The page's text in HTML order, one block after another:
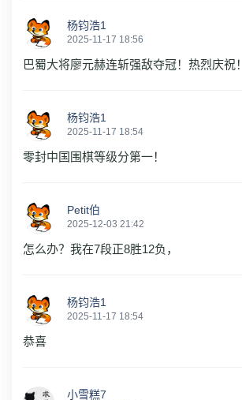
杨钧浩1
2025-11-17 18:56
巴蜀大将廖元赫连斩强敌夺冠！热烈庆祝！
杨钧浩1
2025-11-17 18:54
零封中国围棋等级分第一！
Petit伯
2025-12-03 21:42
怎么办？我在7段正8胜12负，
杨钧浩1
2025-11-17 18:54
恭喜
小雪糕7